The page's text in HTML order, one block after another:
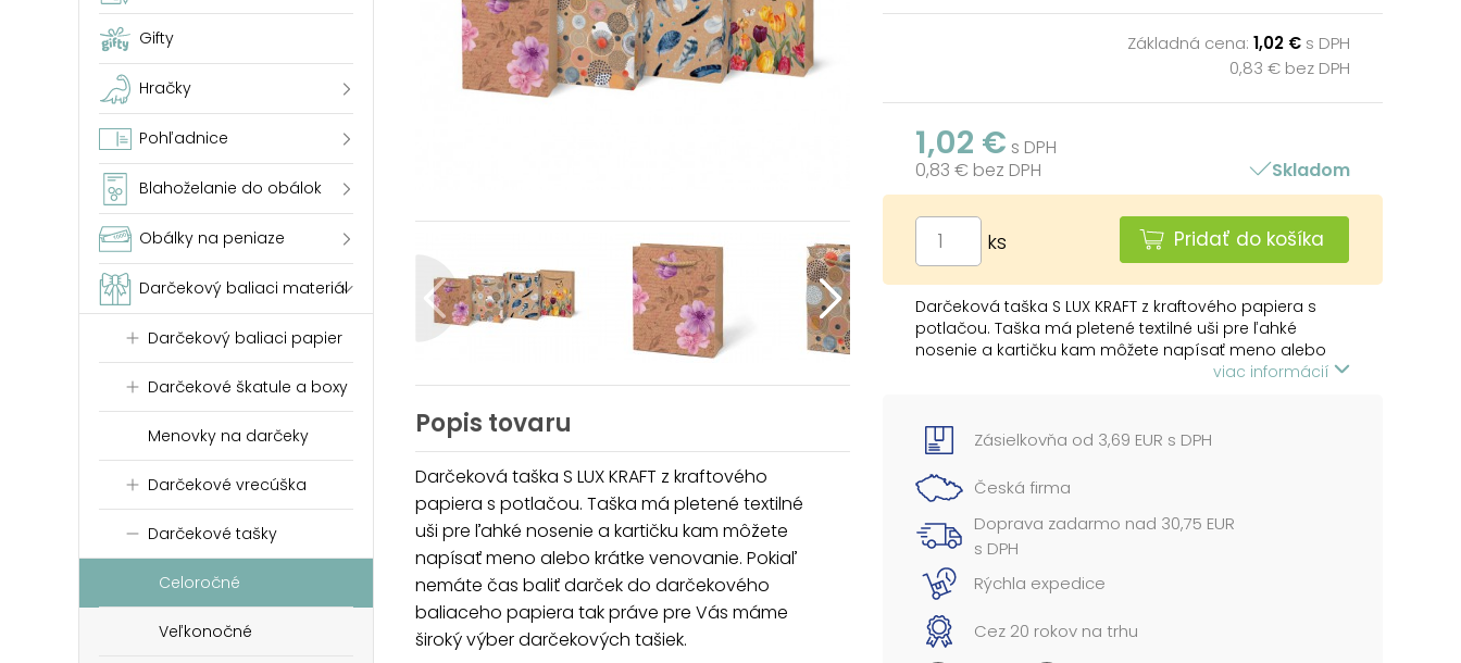
Gifty
Hračky
Pohľadnice
Blahoželanie do obálok
Obálky na peniaze
Darčekový baliaci materiál
Darčekový baliaci papier
Darčekové škatule a boxy
Menovky na darčeky
Darčekové vrecúška
Darčekové tašky
Celoročné
Veľkonočné
Základná cena: 1,02 € s DPH
0,83 € bez DPH
1,02 € s DPH
0,83 € bez DPH
Skladom
ks Pridať do košíka
Darčeková taška S LUX KRAFT z kraftového papiera s
potlačou. Taška má pletené textilné uši pre ľahké
nosenie a kartičku kam môžete napísať meno alebo
krátke venovanie. Pokiaľ nemáte čas baliť darček do
MOTIV:
- kvety
- kolieska
- pierka
- tulipány
Farba: hnedá/prírodná
Materiál: kraftový papier
Rozmer: 110 x 135 x 65 mm
viac informácií
Popis tovaru
Darčeková taška S LUX KRAFT z kraftového
papiera s potlačou. Taška má pletené textilné
uši pre ľahké nosenie a kartičku kam môžete
napísať meno alebo krátke venovanie. Pokiaľ
nemáte čas baliť darček do darčekového
baliaceho papiera tak práve pre Vás máme
široký výber darčekových tašiek.
Zásielkovňa od 3,69 EUR s DPH
Česká firma
Doprava zadarmo nad 30,75 EUR
s DPH
Rýchla expedice
Cez 20 rokov na trhu